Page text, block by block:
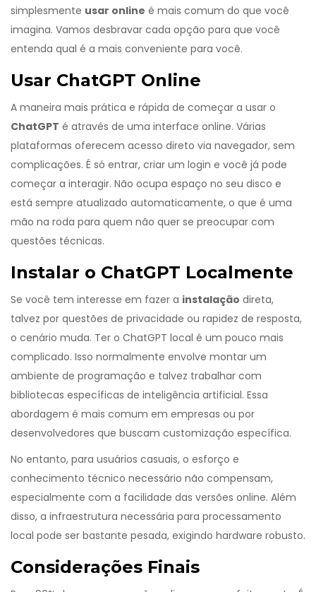
simplesmente usar online é mais comum do que você
imagina. Vamos desbravar cada opção para que você
entenda qual é a mais conveniente para você.
Usar ChatGPT Online
A maneira mais prática e rápida de começar a usar o
ChatGPT é através de uma interface online. Várias
plataformas oferecem acesso direto via navegador, sem
complicações. É só entrar, criar um login e você já pode
começar a interagir. Não ocupa espaço no seu disco e
está sempre atualizado automaticamente, o que é uma
mão na roda para quem não quer se preocupar com
questões técnicas.
Instalar o ChatGPT Localmente
Se você tem interesse em fazer a instalação direta,
talvez por questões de privacidade ou rapidez de resposta,
o cenário muda. Ter o ChatGPT local é um pouco mais
complicado. Isso normalmente envolve montar um
ambiente de programação e talvez trabalhar com
bibliotecas específicas de inteligência artificial. Essa
abordagem é mais comum em empresas ou por
desenvolvedores que buscam customização específica.
No entanto, para usuários casuais, o esforço e
conhecimento técnico necessário não compensam,
especialmente com a facilidade das versões online. Além
disso, a infraestrutura necessária para processamento
local pode ser bastante pesada, exigindo hardware robusto.
Considerações Finais